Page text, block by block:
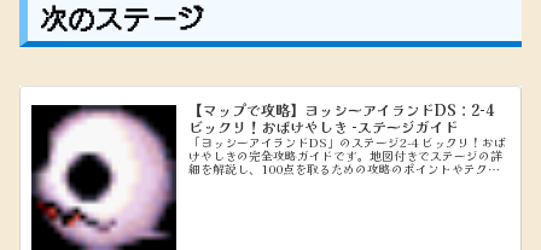
次のステージ
【マップで攻略】ヨッシーアイランドDS：2-4
ビックリ！おばけやしき -ステージガイド
「ヨッシーアイランドDS」のステージ2-4 ビックリ！おば
けやしきの完全攻略ガイドです。地図付きでステージの詳
細を解説し、100点を取るための攻略のポイントやテクニ